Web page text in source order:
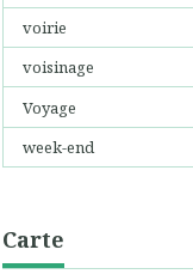
voirie
voisinage
Voyage
week-end
Carte